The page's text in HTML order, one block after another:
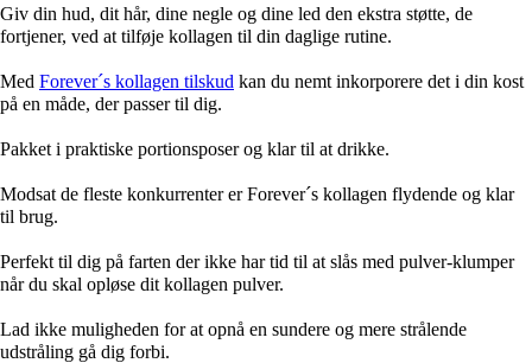
Giv din hud, dit hår, dine negle og dine led den ekstra støtte, de
fortjener, ved at tilføje kollagen til din daglige rutine.
Med Forever´s kollagen tilskud kan du nemt inkorporere det i din kost
på en måde, der passer til dig.
Pakket i praktiske portionsposer og klar til at drikke.
Modsat de fleste konkurrenter er Forever´s kollagen flydende og klar
til brug.
Perfekt til dig på farten der ikke har tid til at slås med pulver-klumper
når du skal opløse dit kollagen pulver.
Lad ikke muligheden for at opnå en sundere og mere strålende
udstråling gå dig forbi.